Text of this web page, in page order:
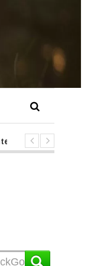
servile e